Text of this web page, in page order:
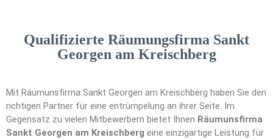
Qualifizierte Räumungsfirma Sankt
Georgen am Kreischberg
Mit Räumunsfirma Sankt Georgen am Kreischberg haben Sie den
richtigen Partner für eine entrümpelung an ihrer Seite. Im
Gegensatz zu vielen Mitbewerbern bietet Ihnen Räumunsfirma
Sankt Georgen am Kreischberg eine einzigartige Leistung für